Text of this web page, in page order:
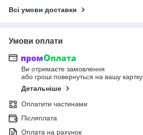
Всі умови доставки
Умови оплати
Ви отримаєте замовлення
або гроші повернуться на вашу картку
Детальніше
Оплатити частинами
Післяплата
Оплата на рахунок